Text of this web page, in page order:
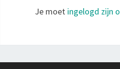
Je moet ingelogd zijn